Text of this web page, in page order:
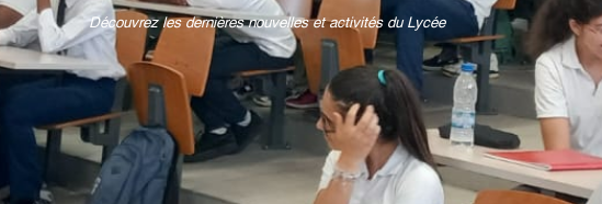
Découvrez les dernières nouvelles et activités du Lycée